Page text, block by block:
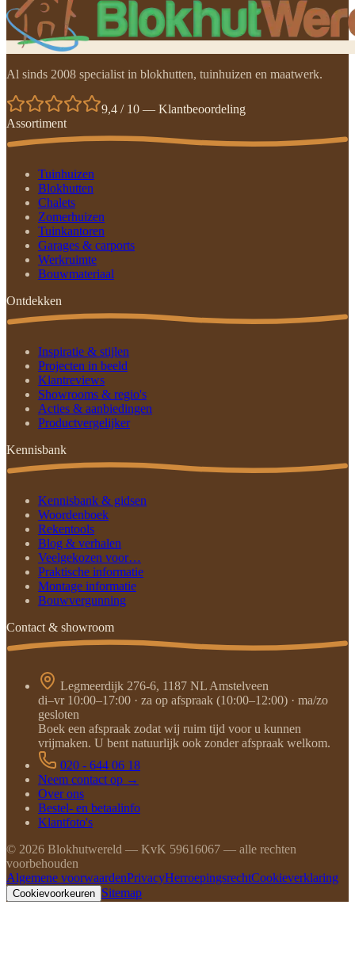
Al sinds 2008 specialist in blokhutten, tuinhuizen en maatwerk.
9,4 / 10 — Klantbeoordeling
Assortiment
Tuinhuizen
Blokhutten
Chalets
Zomerhuizen
Tuinkantoren
Garages & carports
Werkruimte
Bouwmateriaal
Ontdekken
Inspiratie & stijlen
Projecten in beeld
Klantreviews
Showrooms & regio's
Acties & aanbiedingen
Productvergelijker
Kennisbank
Kennisbank & gidsen
Woordenboek
Rekentools
Blog & verhalen
Veelgekozen voor…
Praktische informatie
Montage informatie
Bouwvergunning
Contact & showroom
Legmeerdijk 276-6, 1187 NL Amstelveen
di–vr 10:00–17:00 · za op afspraak (10:00–12:00) · ma/zo
gesloten
Boek een afspraak zodat wij ruim tijd voor u kunnen
vrijmaken. U bent natuurlijk ook zonder afspraak welkom.
020 - 644 06 18
Neem contact op →
Over ons
Bestel- en betaalinfo
Klantfoto's
© 2026 Blokhutwereld — KvK 59616067 — alle rechten
voorbehouden
Algemene voorwaardenPrivacyHerroepingsrechtCookieverklaring
Cookievoorkeuren Sitemap